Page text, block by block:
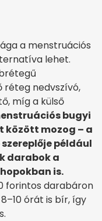
a menstruációs
lehet.
réteg nedvszívó,
míg a külső
bugyi
között mozog – a
például
darabok a
is.
forintos darabáron
órát is bír, így